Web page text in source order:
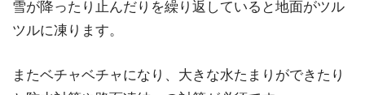
雪が降ったり止んだりを繰り返していると地面がツル
ツルに凍ります。
またベチャベチャになり、大きな水たまりができたり